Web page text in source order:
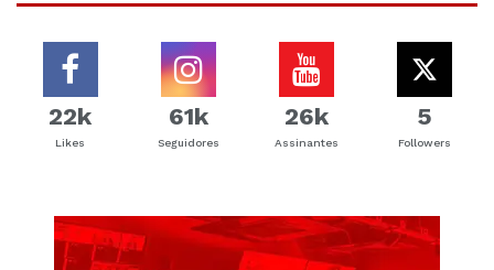
22k
Likes
61k
Seguidores
26k
Assinantes
5
Followers